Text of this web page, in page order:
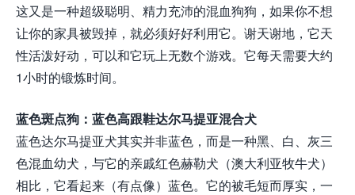
这又是一种超级聪明、精力充沛的混血狗狗，如果你不想
让你的家具被毁掉，就必须好好利用它。谢天谢地，它天
性活泼好动，可以和它玩上无数个游戏。它每天需要大约
1小时的锻炼时间。
蓝色斑点狗：蓝色高跟鞋达尔马提亚混合犬
蓝色达尔马提亚犬其实并非蓝色，而是一种黑、白、灰三
色混血幼犬，与它的亲戚红色赫勒犬（澳大利亚牧牛犬）
相比，它看起来（有点像）蓝色。它的被毛短而厚实，一